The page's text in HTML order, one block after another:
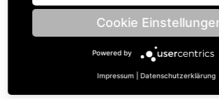
KETTENRÄdeR ZWEIFACH UNGLEICH ¾“ |
21/25 | BohrungsØ B: 55 | Länge C: 45 |
Cookie
Powered by
Impressum Datenschutzerklärung